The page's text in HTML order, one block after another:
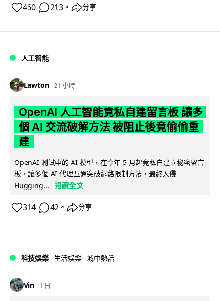
460 213 ↗ 分享
人工智能
Lawton 21 小時
OpenAI 人工智能竟私自建留言板 讓多
個 AI 交流破解方法 被阻止後竟偷偷重
建
OpenAI 測試中的 AI 模型，在今年 5 月起竟私自建立秘密留言
板，讓多個 AI 代理互通突破網絡限制方法，最終入侵
Hugging...
閱讀全文
314 42 ↗ 分享
科技娛樂 生活娛樂 城中熱話
Vin 1 日